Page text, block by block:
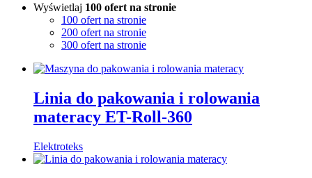
Wyświetlaj 100 ofert na stronie
100 ofert na stronie
200 ofert na stronie
300 ofert na stronie
Linia do pakowania i rolowania
materacy ET-Roll-360
Elektroteks